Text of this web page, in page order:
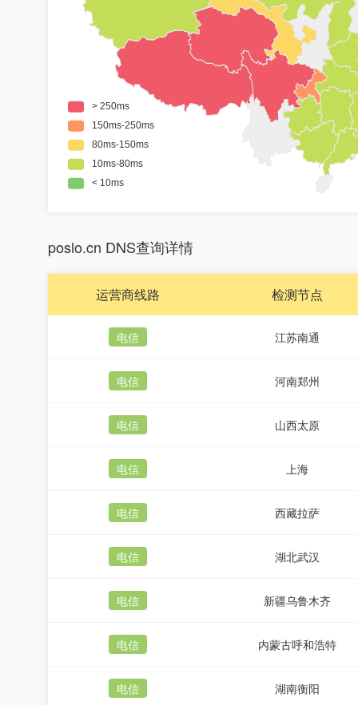
poslo.cn DNS查询详情
运营商线路 检测节点
电信 江苏南通
电信 河南郑州
电信 山西太原
电信 上海
电信 西藏拉萨
电信 湖北武汉
电信 新疆乌鲁木齐
电信 内蒙古呼和浩特
电信 湖南衡阳